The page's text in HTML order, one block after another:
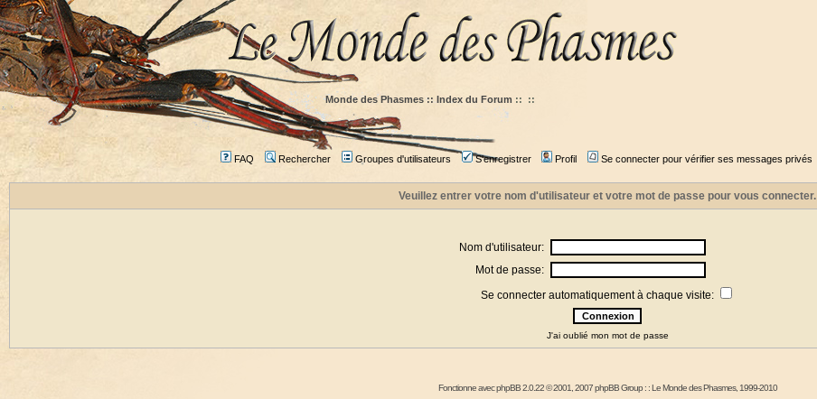
Monde des Phasmes :: Index du Forum :: ::
FAQ Rechercher Groupes d'utilisateurs S'enregistrer Profil Se connecter pour vérifier ses messages privés
Veuillez entrer votre nom d'utilisateur et votre mot de passe pour vous connecter.
Nom d'utilisateur:
Mot de passe:
Se connecter automatiquement à chaque visite:
J'ai oublié mon mot de passe
Fonctionne avecphpBB2.0.22 © 2001, 2007 phpBB Group : :Le Monde des Phasmes, 1999-2010